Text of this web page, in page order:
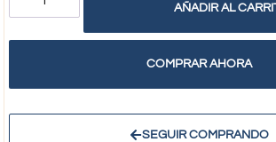
AÑADIR AL
COMPRAR AHORA
SEGUIR COMPRANDO